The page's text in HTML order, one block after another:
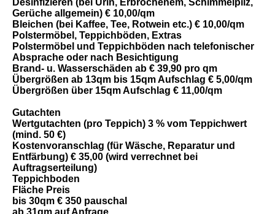
Desinfizieren (bei Urin, Erbrochenem, Schimmelpilz,
Gerüche allgemein) € 10,00/qm
Bleichen (bei Kaffee, Tee, Rotwein etc.) € 10,00/qm
Polstermöbel, Teppichböden, Extras
Polstermöbel und Teppichböden nach telefonischer
Absprache oder nach Besichtigung
Brand- u. Wasserschäden ab € 39,90 pro qm
Übergrößen ab 13qm bis 15qm Aufschlag € 5,00/qm
Übergrößen über 15qm Aufschlag € 11,00/qm
Gutachten
Wertgutachten (pro Teppich) 3 % vom Teppichwert
(mind. 50 €)
Kostenvoranschlag (für Wäsche, Reparatur und
Entfärbung) € 35,00 (wird verrechnet bei
Auftragserteilung)
Teppichboden
Fläche Preis
bis 30qm € 350 pauschal